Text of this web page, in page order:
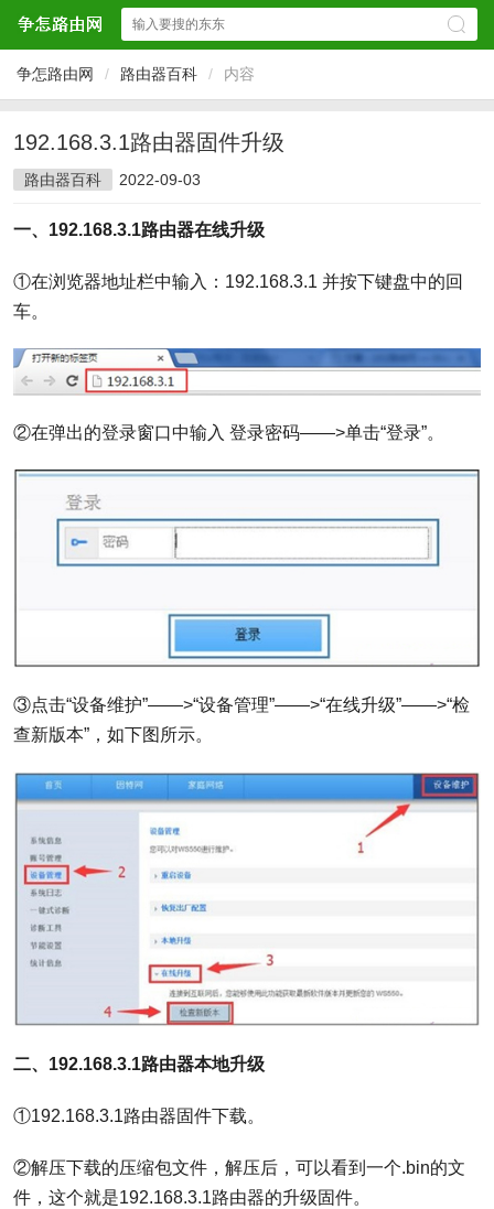
争怎路由网 / 路由器百科 / 内容
192.168.3.1路由器固件升级
路由器百科 2022-09-03
一、192.168.3.1路由器在线升级
①在浏览器地址栏中输入：192.168.3.1 并按下键盘中的回
车。
②在弹出的登录窗口中输入 登录密码——>单击“登录”。
③点击“设备维护”——>“设备管理”——>“在线升级”——>“检
查新版本”，如下图所示。
二、192.168.3.1路由器本地升级
①192.168.3.1路由器固件下载。
②解压下载的压缩包文件，解压后，可以看到一个.bin的文
件，这个就是192.168.3.1路由器的升级固件。